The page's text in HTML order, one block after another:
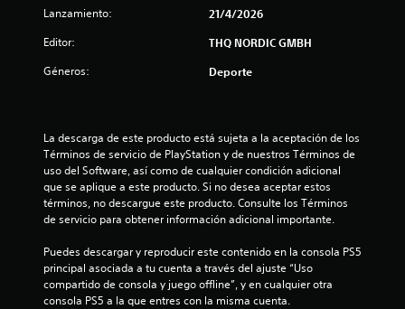
f
i
c
a
c
Lanzamiento: 21/4/2026
Editor: THQ NORDIC GMBH
Géneros: Deporte
La descarga de este producto está sujeta a la aceptación de los
Términos de servicio de PlayStation y de nuestros Términos de
uso del Software, así como de cualquier condición adicional
que se aplique a este producto. Si no desea aceptar estos
términos, no descargue este producto. Consulte los Términos
de servicio para obtener información adicional importante.
Puedes descargar y reproducir este contenido en la consola PS5
principal asociada a tu cuenta a través del ajuste “Uso
compartido de consola y juego offline”, y en cualquier otra
consola PS5 a la que entres con la misma cuenta.